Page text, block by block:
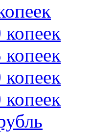
копеек
копеек
копеек
копеек